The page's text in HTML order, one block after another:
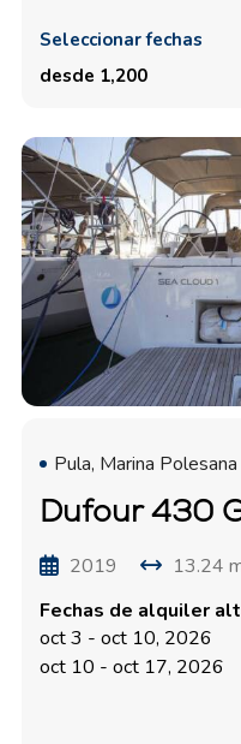
Seleccionar fechas
desde 1,200
Pula, Marina Polesana
Dufour 430
2019 13.24
Fechas de alquiler
oct 3 - oct 10, 2026
oct 10 - oct 17, 2026